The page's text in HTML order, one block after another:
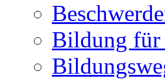
Bildung für